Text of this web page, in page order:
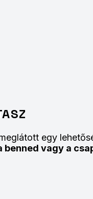
egy
benned vagy a